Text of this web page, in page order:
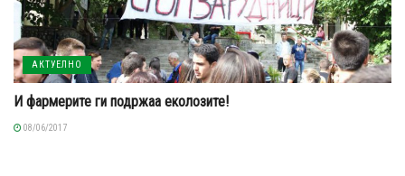
АКТУЕЛНО
И фармерите ги подржаа еколозите!
08/06/2017